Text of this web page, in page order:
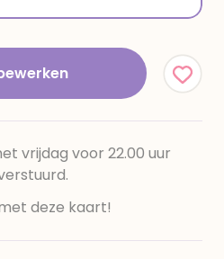
vrijdag voor 22.00 uur
deze kaart!